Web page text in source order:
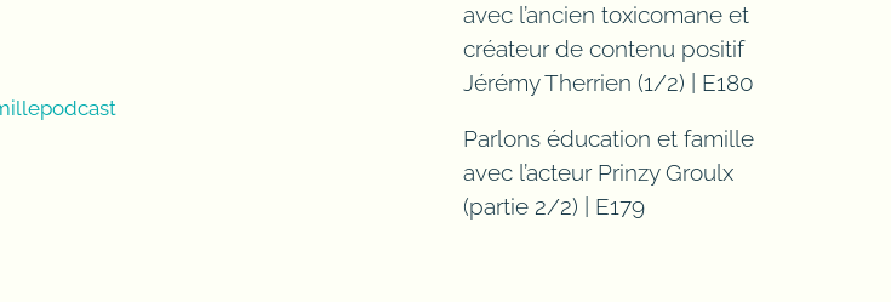
avec l’ancien toxicomane et
créateur de contenu positif
Jérémy Therrien (1/2) | E180
Parlons éducation et famille
avec l’acteur Prinzy Groulx
(partie 2/2) | E179